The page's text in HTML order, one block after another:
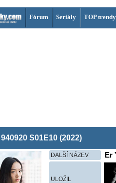
Fórum Seriály TOP trendy
940920 S01E10 (2022)
DALŠÍ NÁZEV Er
ULOŽIL